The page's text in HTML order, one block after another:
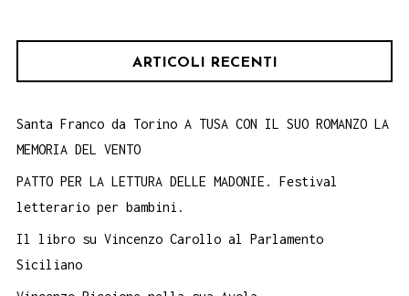
ARTICOLI RECENTI
Santa Franco da Torino A TUSA CON IL SUO ROMANZO LA
MEMORIA DEL VENTO
PATTO PER LA LETTURA DELLE MADONIE. Festival
letterario per bambini.
Il libro su Vincenzo Carollo al Parlamento
Siciliano